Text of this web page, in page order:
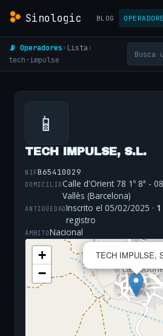
Sinologic BLOG
📡 Operadores› Lista›
tech-impulse
📱
TECH IMPULSE, S.L.
NIFB65410029
DOMICILIOCalle d'Orient 78 1º 8ª -
Vallès (Barcelona)
ANTIGÜEDADInscrito el 05/02/2025 ·
registro
ÁMBITONacional
TECH IMPULSE,
+
−